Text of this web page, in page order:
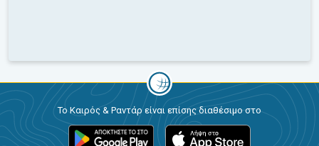
Το Καιρός & Ραντάρ είναι επίσης διαθέσιμο στο